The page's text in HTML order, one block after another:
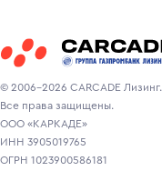
© 2006-2026 CARCADE Лизинг.
Все права защищены.
ООО «КАРКАДЕ»
ИНН 3905019765
ОГРН 1023900586181